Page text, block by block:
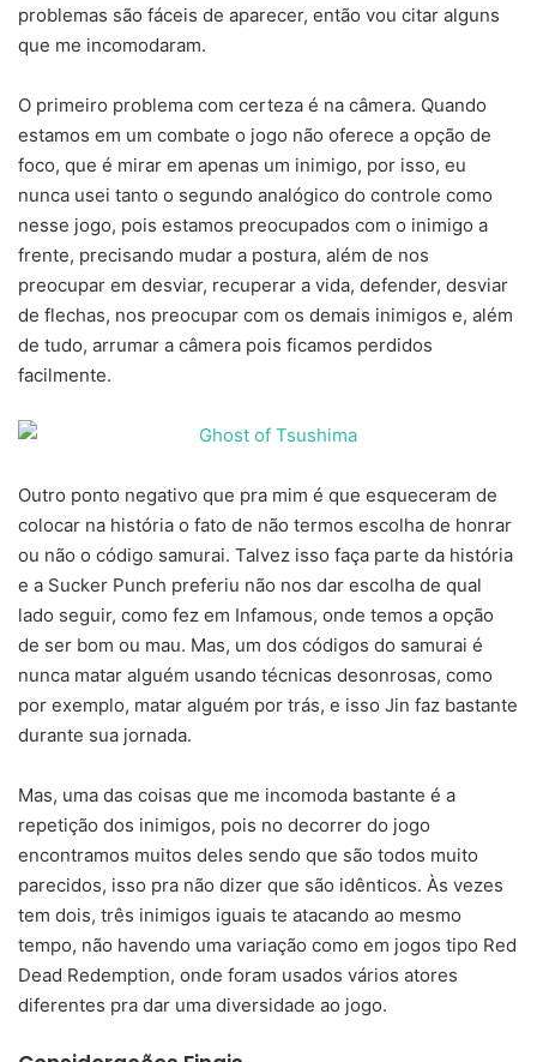
problemas são fáceis de aparecer, então vou citar alguns
que me incomodaram.
O primeiro problema com certeza é na câmera. Quando
estamos em um combate o jogo não oferece a opção de
foco, que é mirar em apenas um inimigo, por isso, eu
nunca usei tanto o segundo analógico do controle como
nesse jogo, pois estamos preocupados com o inimigo a
frente, precisando mudar a postura, além de nos
preocupar em desviar, recuperar a vida, defender, desviar
de flechas, nos preocupar com os demais inimigos e, além
de tudo, arrumar a câmera pois ficamos perdidos
facilmente.
Outro ponto negativo que pra mim é que esqueceram de
colocar na história o fato de não termos escolha de honrar
ou não o código samurai. Talvez isso faça parte da história
e a Sucker Punch preferiu não nos dar escolha de qual
lado seguir, como fez em Infamous, onde temos a opção
de ser bom ou mau. Mas, um dos códigos do samurai é
nunca matar alguém usando técnicas desonrosas, como
por exemplo, matar alguém por trás, e isso Jin faz bastante
durante sua jornada.
Mas, uma das coisas que me incomoda bastante é a
repetição dos inimigos, pois no decorrer do jogo
encontramos muitos deles sendo que são todos muito
parecidos, isso pra não dizer que são idênticos. Às vezes
tem dois, três inimigos iguais te atacando ao mesmo
tempo, não havendo uma variação como em jogos tipo Red
Dead Redemption, onde foram usados vários atores
diferentes pra dar uma diversidade ao jogo.